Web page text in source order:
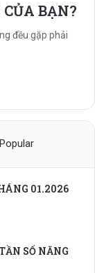
BẠN?
đều gặp phải
Popular
01.2026
SỐ NĂNG